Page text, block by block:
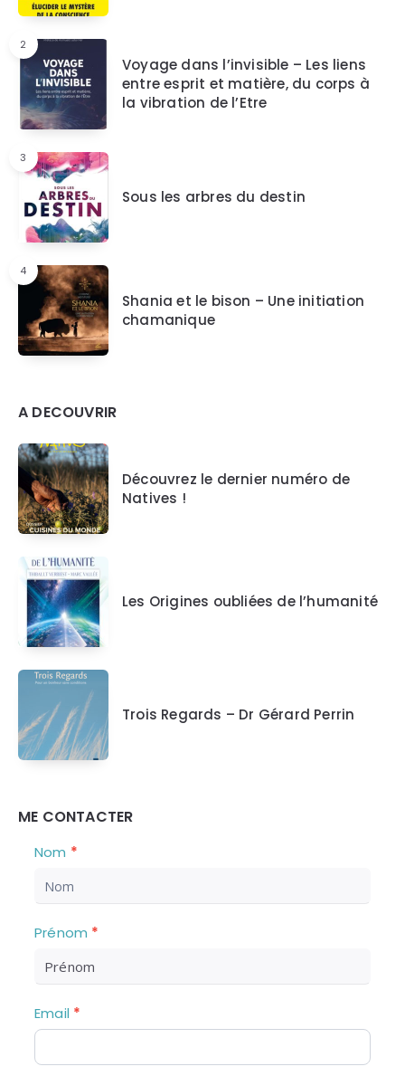
2
Voyage dans l’invisible – Les liens
entre esprit et matière, du corps à
la vibration de l’Etre
3
Sous les arbres du destin
4
Shania et le bison – Une initiation
chamanique
A DECOUVRIR
Découvrez le dernier numéro de
Natives !
Les Origines oubliées de l’humanité
Trois Regards – Dr Gérard Perrin
ME CONTACTER
Nous
Contacter
Nom *
Prénom *
Email *
S
o
s
s
u
h